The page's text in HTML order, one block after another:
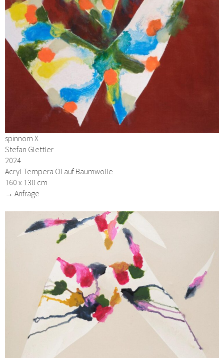
spinnom X
Stefan Glettler
2024
Acryl Tempera Öl auf Baumwolle
160 x 130 cm
→ Anfrage